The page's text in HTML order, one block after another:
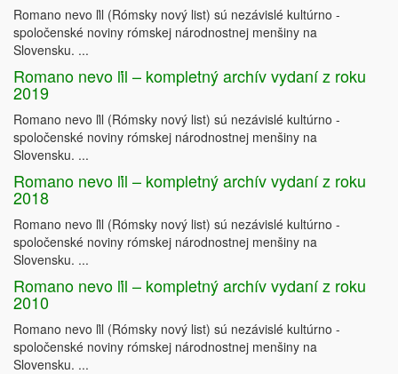
2
batiz@impactworks.hu
bernath_g@yahoo.com
Romano nevo ľil (Rómsky nový list) sú nezávislé kultúrno -
spoločenské noviny rómskej národnostnej menšiny na
Slovensku. ...
Romano nevo ľil – kompletný archív vydaní z roku
2019
Romano nevo ľil (Rómsky nový list) sú nezávislé kultúrno -
spoločenské noviny rómskej národnostnej menšiny na
Slovensku. ...
Romano nevo ľil – kompletný archív vydaní z roku
2018
Romano nevo ľil (Rómsky nový list) sú nezávislé kultúrno -
spoločenské noviny rómskej národnostnej menšiny na
Slovensku. ...
Romano nevo ľil – kompletný archív vydaní z roku
2010
Romano nevo ľil (Rómsky nový list) sú nezávislé kultúrno -
spoločenské noviny rómskej národnostnej menšiny na
Slovensku. ...